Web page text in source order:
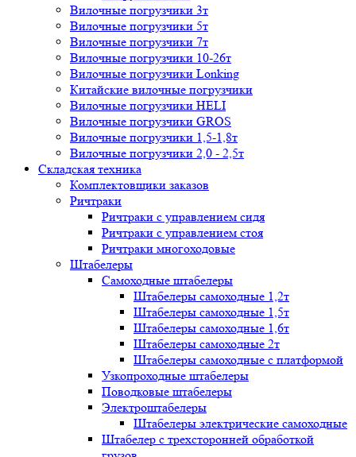
Вилочные погрузчики 3т
Вилочные погрузчики 5т
Вилочные погрузчики 7т
Вилочные погрузчики 10-26т
Вилочные погрузчики Lonking
Китайские вилочные погрузчики
Вилочные погрузчики HELI
Вилочные погрузчики GROS
Вилочные погрузчики 1,5-1,8т
Вилочные погрузчики 2,0 - 2,5т
Складская техника
Комплектовщики заказов
Ричтраки
Ричтраки с управлением сидя
Ричтраки с управлением стоя
Ричтраки многоходовые
Штабелеры
Самоходные штабелеры
Штабелеры самоходные 1,2т
Штабелеры самоходные 1,5т
Штабелеры самоходные 1,6т
Штабелеры самоходные 2т
Штабелеры самоходные с платформой
Узкопроходные штабелеры
Поводковые штабелеры
Электроштабелеры
Штабелеры электрические самоходные
Штабелер с трехсторонней обработкой